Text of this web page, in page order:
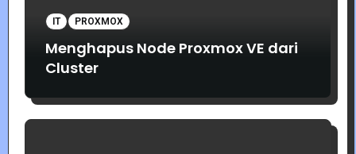
IT PROXMOX
Menghapus Node Proxmox VE dari
Cluster